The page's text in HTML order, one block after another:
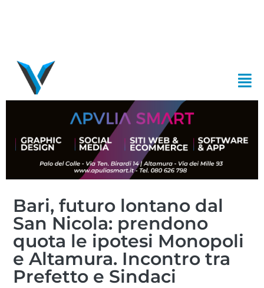
Bari, futuro lontano dal
San Nicola: prendono
quota le ipotesi Monopoli
e Altamura. Incontro tra
Prefetto e Sindaci